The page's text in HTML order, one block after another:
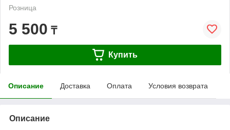
Розница
5 500 ₸
Купить
Описание Доставка Оплата Условия возврата
Описание